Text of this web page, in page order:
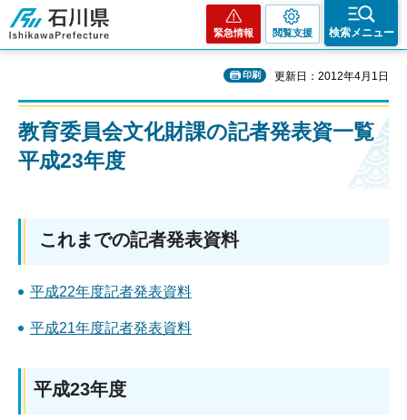
石川県
緊急情報 閲覧支援 検索メニュー
印刷 更新日：2012年4月1日
教育委員会文化財課の記者発表資一覧
平成23年度
これまでの記者発表資料
平成22年度記者発表資料
平成21年度記者発表資料
平成23年度